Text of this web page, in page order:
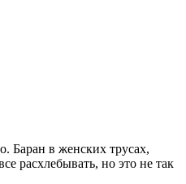
Баран в женских трусах,
расхлебывать, но это не так